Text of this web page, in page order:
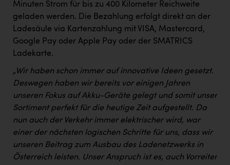
Minuten Strom für bis zu 400 Kilometer Reichweite
geladen werden. Die Bezahlung erfolgt direkt an der
Ladesäule via Kartenzahlung mit VISA, Mastercard,
Google Pay oder Apple Pay oder der SMATRICS
Ladekarte.
„Wir haben schon immer auf innovative Ideen gesetzt.
Deswegen haben wir bereits vor einigen Jahren
unseren Fokus auf Akku-Geräte gelegt und somit unser
Sortiment perfekt für die heutige Zeit aufgestellt. Da
nun auch der Verkehr immer elektrischer wird, war
einer der nächsten logischen Schritte für uns, dass wir
unseren Beitrag zum Ausbau des Ladenetzwerks in
Österreich leisten. Unser Anspruch ist es, auch Vorreiter